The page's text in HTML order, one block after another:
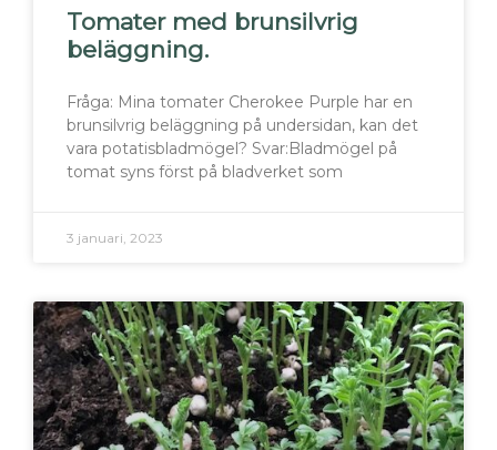
Tomater med brunsilvrig
beläggning.
Fråga: Mina tomater Cherokee Purple har en
brunsilvrig beläggning på undersidan, kan det
vara potatisbladmögel? Svar:Bladmögel på
tomat syns först på bladverket som
3 januari, 2023